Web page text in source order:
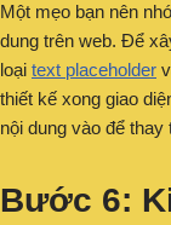
Một mẹo bạn nên
dung trên web. Để
loại text placeholder
thiết kế xong giao
nội dung vào để thay
Bước 6: